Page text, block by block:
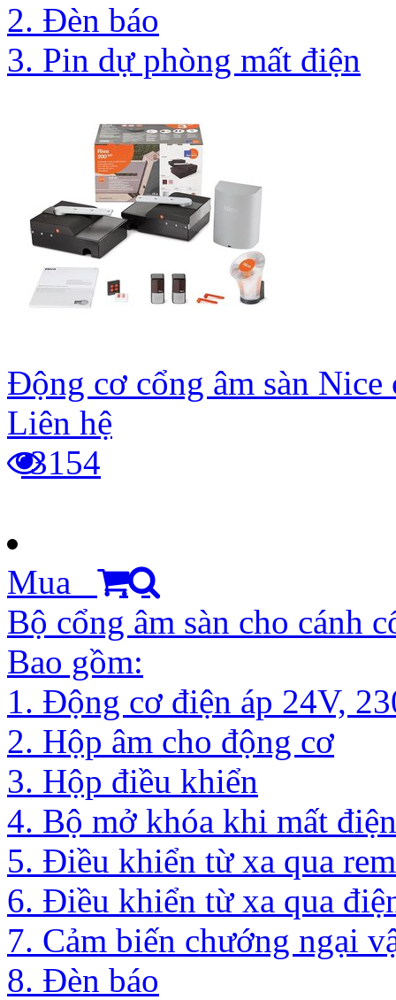
2. Đèn báo
3. Pin dự phòng mất điện
Động cơ cổng âm sàn
Liên hệ
3154
Mua
Bộ cổng âm sàn cho cánh
Bao gồm:
1. Động cơ điện áp 24V,
2. Hộp âm cho động cơ
3. Hộp điều khiển
4. Bộ mở khóa khi mất điện
5. Điều khiển từ xa qua
6. Điều khiển từ xa qua
7. Cảm biến chướng ngại
8. Đèn báo